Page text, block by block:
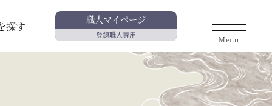
探す
職人マイページ
登録職人専用
Menu